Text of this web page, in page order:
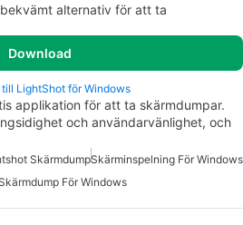
alternativ för att ta
Download
LightShot för Windows
applikation för att ta skärmdumpar.
och användarvänlighet, och
SkärmdumpSkärminspelning För Windows
Skärmdump För Windows